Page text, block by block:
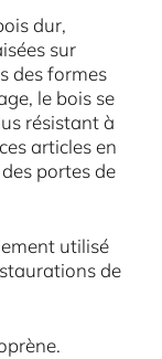
dur,
sur
des formes
le bois se
résistant à
articles en
portes de
utilisé
de